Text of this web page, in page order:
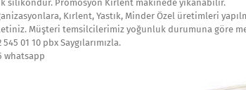
silikondur. Promosyon Kırlent makinede yıkanabilir.
Kırlent, Yastık, Minder Özel üretimleri
Müşteri temsilcilerimiz yoğunluk durumuna göre
01 10 pbx Saygılarımızla.
whatsapp